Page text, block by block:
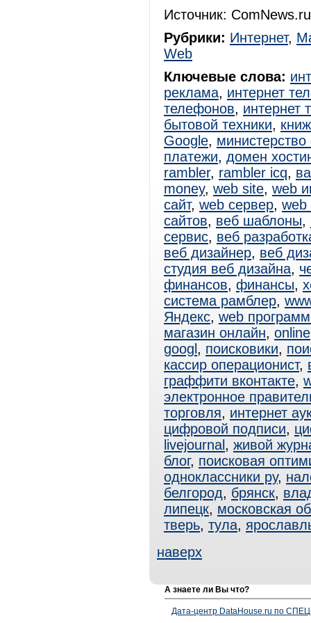
Источник:
Рубрики: Интернет,
Web
Ключевые слова:
реклама, интернет
телефонов, интернет
бытовой техники,
Google,
платежи, домен
rambler, rambler icq,
money, web site, web
сайт, web сервер, web
сайтов, веб шаблоны,
сервис, веб
веб дизайнер, веб
студия веб дизайна,
финансов, финансы,
система рамблер,
Яндекс, web
магазин онлайн, online
googl , поисковики,
кассир операционист,
граффити вконтакте,
электронное
торговля, интернет
цифровой подписи,
livejournal , живой
блог, поисковая
одноклассники ру,
белгород, брянск,
липецк, московская
тверь, тула,
наверх
А знаете ли Вы что?
Дата-центр DataHouse.ru по